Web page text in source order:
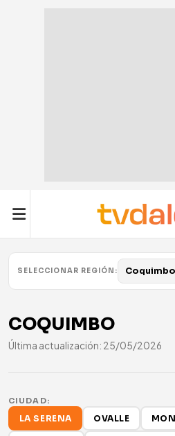
SELECCIONAR REGIÓN: Coquimbo
COQUIMBO
Última actualización: 25/05/2026
CIUDAD:
LA SERENA OVALLE